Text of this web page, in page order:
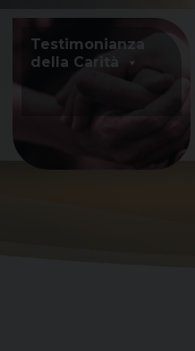
Testimonianza
della Carità